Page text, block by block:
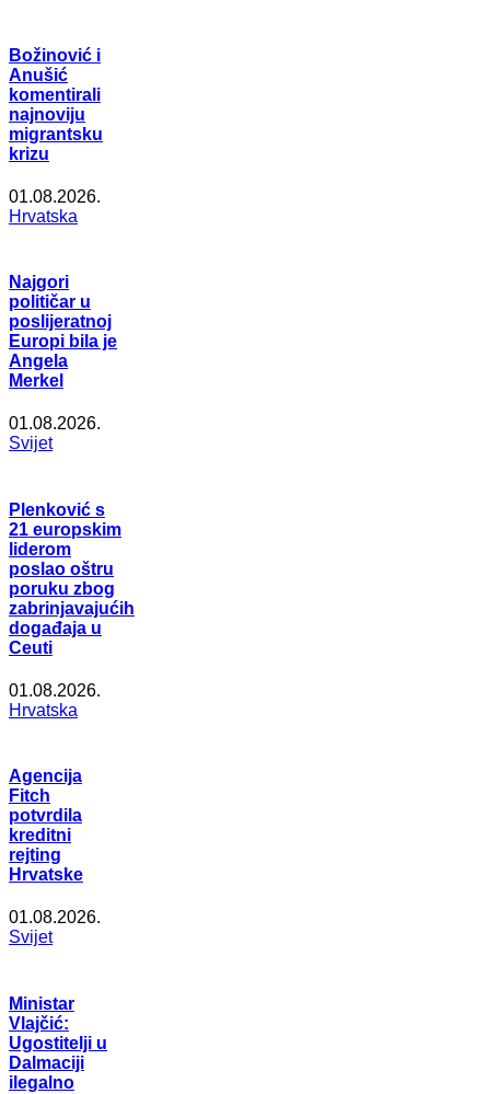
Božinović i
Anušić
komentirali
najnoviju
migrantsku
krizu
01.08.2026.
Hrvatska
Najgori
političar u
poslijeratnoj
Europi bila je
Angela
Merkel
01.08.2026.
Svijet
Plenković s
21 europskim
liderom
poslao oštru
poruku zbog
zabrinjavajućih
događaja u
Ceuti
01.08.2026.
Hrvatska
Agencija
Fitch
potvrdila
kreditni
rejting
Hrvatske
01.08.2026.
Svijet
Ministar
Vlajčić:
Ugostitelji u
Dalmaciji
ilegalno